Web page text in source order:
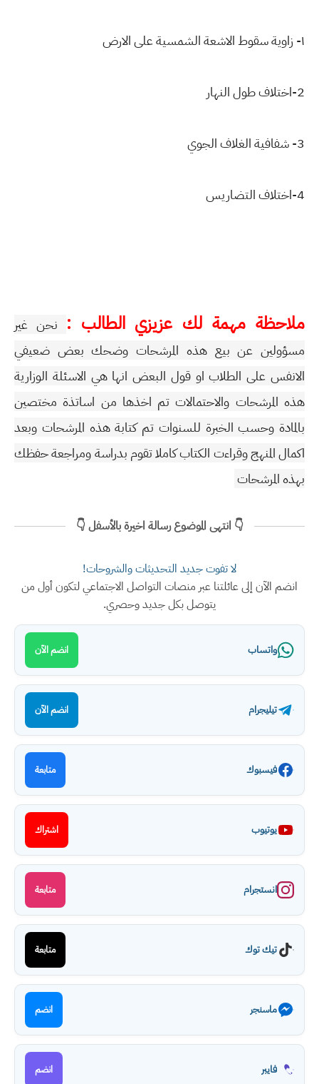
١- زاوية سقوط الاشعة الشمسية على الارض
2-اختلاف طول النهار
3- شفافية الغلاف الجوي
4-اختلاف التضاريس
ملاحظة مهمة لك عزيزي الطالب : نحن غير
مسؤولين عن بيع هذه المرشحات وضحك بعض ضعيفي
الانفس على الطلاب او قول البعض انها هي الاسئلة الوزارية
هذه المرشحات والاحتمالات تم اخذها من اساتذة مختصين
بالمادة وحسب الخبرة للسنوات تم كتابة هذه المرشحات وبعد
اكمال المنهج وقراءت الكتاب كاملا تقوم بدراسة ومراجعة حفظك
بهذه المرشحات
👇 انتهى الموضوع رسالة اخيرة بالأسفل 👇
لا تفوت جديد التحديثات والشروحات!
انضم الآن إلى عائلتنا عبر منصات التواصل الاجتماعي لتكون أول من
يتوصل بكل جديد وحصري.
واتساب انضم الآن
تيليجرام انضم الآن
فيسبوك متابعة
يوتيوب اشتراك
انستجرام متابعة
تيك توك متابعة
ماسنجر انضم
فايبر انضم